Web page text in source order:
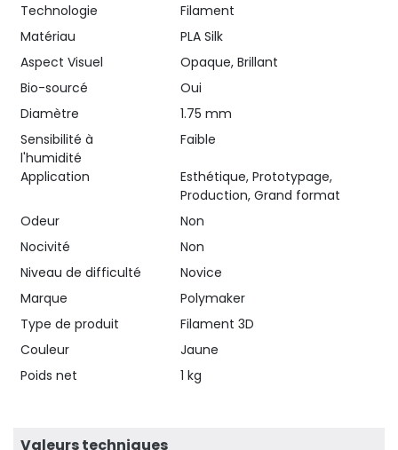
Technologie
Filament
Matériau
PLA Silk
Aspect Visuel
Opaque, Brillant
Bio-sourcé
Oui
Diamètre
1.75 mm
Sensibilité à
l'humidité
Faible
Application
Esthétique, Prototypage,
Production, Grand format
Odeur
Non
Nocivité
Non
Niveau de difficulté
Novice
Marque
Polymaker
Type de produit
Filament 3D
Couleur
Jaune
Poids net
1 kg
Valeurs techniques